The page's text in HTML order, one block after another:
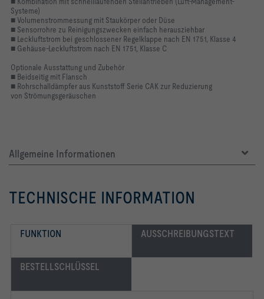
Systeme)
■ Volumenstrommessung mit Staukörper oder Düse
■ Sensorrohre zu Reinigungszwecken einfach herausziehbar
■ Leckluftstrom bei geschlossener Regelklappe nach EN 1751, Klasse 4
■ Gehäuse-Leckluftstrom nach EN 1751, Klasse C
Optionale Ausstattung und Zubehör
■ Beidseitig mit Flansch
■ Rohrschalldämpfer aus Kunststoff Serie CAK zur Reduzierung
von Strömungsgeräuschen
Allgemeine Informationen
TECHNISCHE INFORMATION
FUNKTION AUSSCHREIBUNGSTEXT
BESTELLSCHLÜSSEL